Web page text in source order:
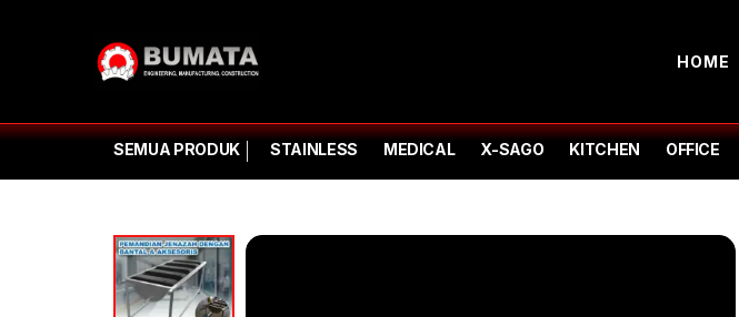
HOME
SEMUA PRODUK STAINLESS MEDICAL X-SAGO KITCHEN OFFICE